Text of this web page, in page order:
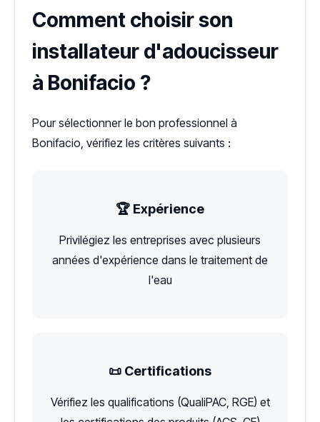
Comment choisir son
installateur d'adoucisseur
à Bonifacio ?
Pour sélectionner le bon professionnel à
Bonifacio, vérifiez les critères suivants :
🏆 Expérience
Privilégiez les entreprises avec plusieurs
années d'expérience dans le traitement de
l'eau
📜 Certifications
Vérifiez les qualifications (QualiPAC, RGE) et